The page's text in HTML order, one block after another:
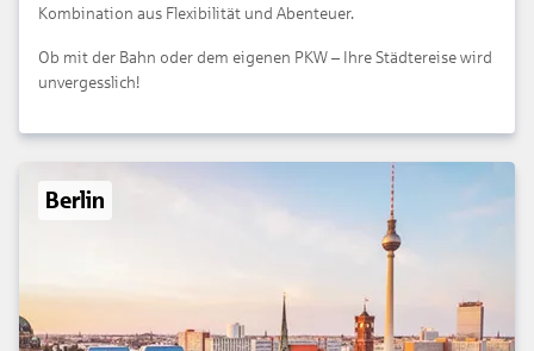
Kombination aus Flexibilität und Abenteuer.
Ob mit der Bahn oder dem eigenen PKW – Ihre Städtereise wird
unvergesslich!
Berlin